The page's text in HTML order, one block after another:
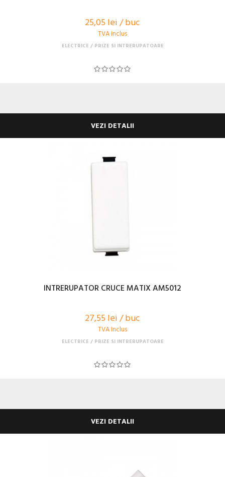
25,05 lei / buc
TVA Inclus
ELECTRICE PRIZE SI INTRERUPATOARE
VEZI DETALII
INTRERUPATOR CRUCE MATIX AM5012
27,55 lei / buc
TVA Inclus
ELECTRICE PRIZE SI INTRERUPATOARE
VEZI DETALII